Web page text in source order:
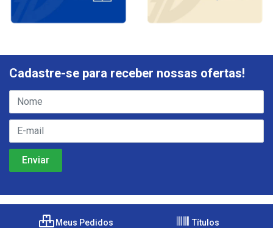
Cadastre-se para receber nossas ofertas!
Meus Pedidos Títulos